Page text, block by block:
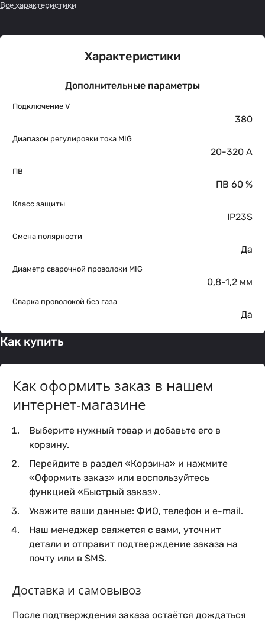
Все характеристики
Характеристики
Дополнительные параметры
Подключение V
380
Диапазон регулировки тока MIG
20-320 A
ПВ
ПВ 60 %
Класс защиты
IP23S
Смена полярности
Да
Диаметр сварочной проволоки MIG
0,8-1,2 мм
Сварка проволокой без газа
Да
Как купить
Как оформить заказ в нашем
интернет-магазине
Выберите нужный товар и добавьте его в
корзину.
Перейдите в раздел «Корзина» и нажмите
«Оформить заказ» или воспользуйтесь
функцией «Быстрый заказ».
Укажите ваши данные: ФИО, телефон и e-mail.
Наш менеджер свяжется с вами, уточнит
детали и отправит подтверждение заказа на
почту или в SMS.
Доставка и самовывоз
После подтверждения заказа остаётся дождаться